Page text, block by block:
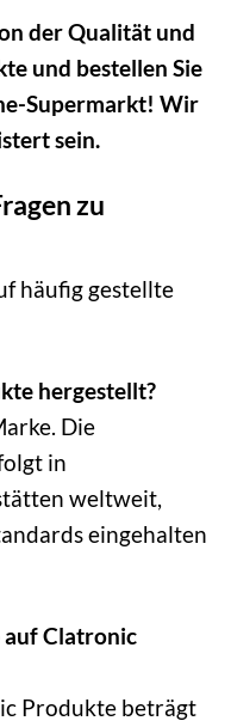
der Qualität und
und bestellen Sie
Supermarkt! Wir
sein.
zu
häufig gestellte
hergestellt?
Die
in
weltweit,
eingehalten
auf Clatronic
Produkte beträgt